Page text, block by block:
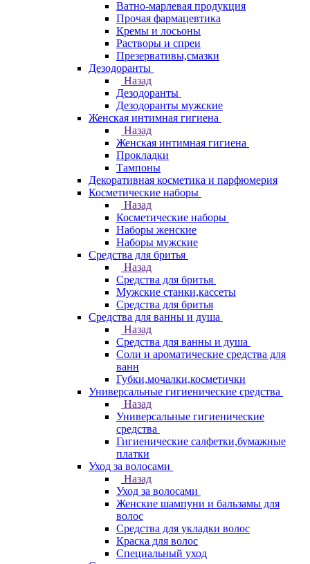
Ватно-марлевая продукция
Прочая фармацевтика
Кремы и лосьоны
Растворы и спреи
Презервативы,смазки
Дезодоранты
Назад
Дезодоранты
Дезодоранты мужские
Женская интимная гигиена
Назад
Женская интимная гигиена
Прокладки
Тампоны
Декоративная косметика и парфюмерия
Косметические наборы
Назад
Косметические наборы
Наборы женские
Наборы мужские
Средства для бритья
Назад
Средства для бритья
Мужские станки,кассеты
Средства для бритья
Средства для ванны и душа
Назад
Средства для ванны и душа
Соли и ароматические средства для
ванн
Губки,мочалки,косметички
Универсальные гигиенические средства
Назад
Универсальные гигиенические
средства
Гигиенические салфетки,бумажные
платки
Уход за волосами
Назад
Уход за волосами
Женские шампуни и бальзамы для
волос
Средства для укладки волос
Краска для волос
Специальный уход